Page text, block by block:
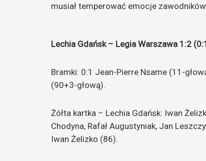
musiał temperować emocje
Lechia Gdańsk – Legia Warszawa 1:2
Bramki: 0:1 Jean-Pierre Nsame (11-
(90+3-głową).
Żółta kartka – Lechia Gdańsk: Iwan
Chodyna, Rafał Augustyniak, Jan
Iwan Żelizko (86).